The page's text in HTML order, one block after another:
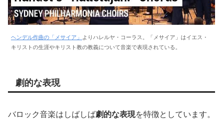
ヘンデル作曲の「メサイア」
よりハレルヤ・コーラス。「メサイア」はイエス・
キリストの生涯やキリスト教の教義について音楽で表現されている。
劇的な表現
バロック音楽はしばしば劇的な表現を特徴としています。